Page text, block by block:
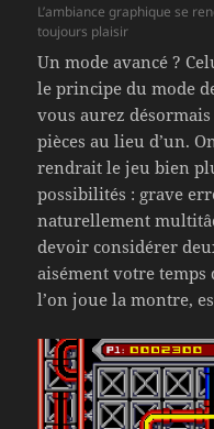
L’ambiance graphique se
toujours plaisir
Un mode avancé ?
le principe du mode
vous aurez
pièces au lieu d’un.
rendrait le jeu bien
possibilités : grave
naturellement
devoir considérer
aisément votre
l’on joue la montre,